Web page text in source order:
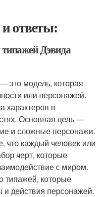
ответы:
Дэвида
это модель, которая
или персонажей.
характеров в
Основная цель —
и сложные персонажи.
что каждый человек или
черт, которые
с миром.
типажей, которые
действия персонажей.